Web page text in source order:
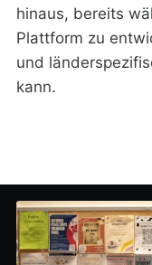
hinaus, bereits
Plattform zu
und
kann.